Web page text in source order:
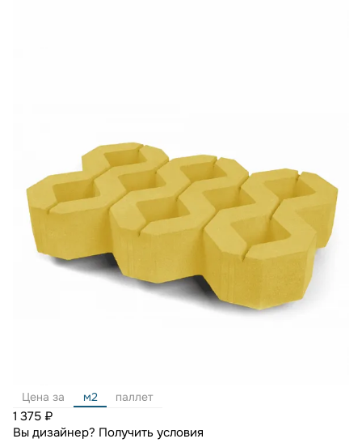
Цена за м2 паллет
1 375 ₽
Вы дизайнер? Получить условия